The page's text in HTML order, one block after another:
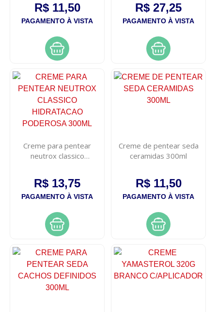
R$ 11,50
PAGAMENTO À VISTA
R$ 27,25
PAGAMENTO À VISTA
Creme para pentear
neutrox classico
R$ 13,75
PAGAMENTO À VISTA
Creme de pentear seda
ceramidas 300ml
R$ 11,50
PAGAMENTO À VISTA